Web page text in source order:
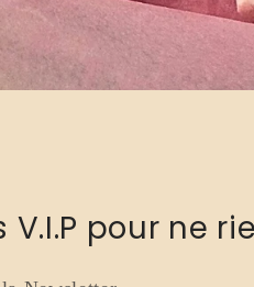
pour ne